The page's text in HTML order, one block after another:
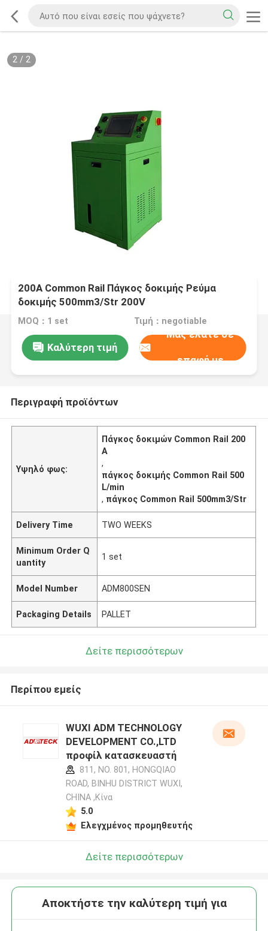
2/ 2
200A Common Rail Πάγκος δοκιμής Ρεύμα
δοκιμής 500mm3/Str 200V
MOQ：1 set Τιμή：negotiable
Καλύτερη τιμή
Μας ελάτε σε
επαφή με
Περιγραφή προϊόντων
Υψηλό φως:
Πάγκος δοκιμών Common Rail 200
A
,
πάγκος δοκιμής Common Rail 500
L/min
, πάγκος Common Rail 500mm3/Str
Delivery Time TWO WEEKS
Minimum Order Q
uantity
1 set
Model Number ADM800SEN
Packaging Details PALLET
Δείτε περισσότερων
Περίπου εμείς
WUXI ADM TECHNOLOGY
DEVELOPMENT CO.,LTD
προφίλ κατασκευαστή
811, NO. 801, HONGQIAO
ROAD, BINHU DISTRICT WUXI,
CHINA ,Κίνα
5.0
Ελεγχμένος προμηθευτής
Δείτε περισσότερων
Αποκτήστε την καλύτερη τιμή για